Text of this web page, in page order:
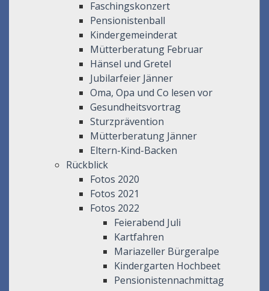
Faschingskonzert
Pensionistenball
Kindergemeinderat
Mütterberatung Februar
Hänsel und Gretel
Jubilarfeier Jänner
Oma, Opa und Co lesen vor
Gesundheitsvortrag
Sturzprävention
Mütterberatung Jänner
Eltern-Kind-Backen
Rückblick
Fotos 2020
Fotos 2021
Fotos 2022
Feierabend Juli
Kartfahren
Mariazeller Bürgeralpe
Kindergarten Hochbeet
Pensionistennachmittag